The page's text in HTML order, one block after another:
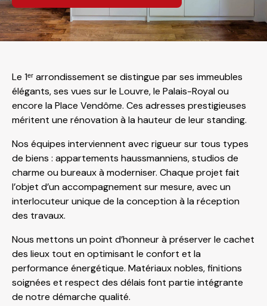
Le 1ᵉʳ arrondissement se distingue par ses immeubles
élégants, ses vues sur le Louvre, le Palais-Royal ou
encore la Place Vendôme. Ces adresses prestigieuses
méritent une rénovation à la hauteur de leur standing.
Nos équipes interviennent avec rigueur sur tous types
de biens : appartements haussmanniens, studios de
charme ou bureaux à moderniser. Chaque projet fait
l’objet d’un accompagnement sur mesure, avec un
interlocuteur unique de la conception à la réception
des travaux.
Nous mettons un point d’honneur à préserver le cachet
des lieux tout en optimisant le confort et la
performance énergétique. Matériaux nobles, finitions
soignées et respect des délais font partie intégrante
de notre démarche qualité.